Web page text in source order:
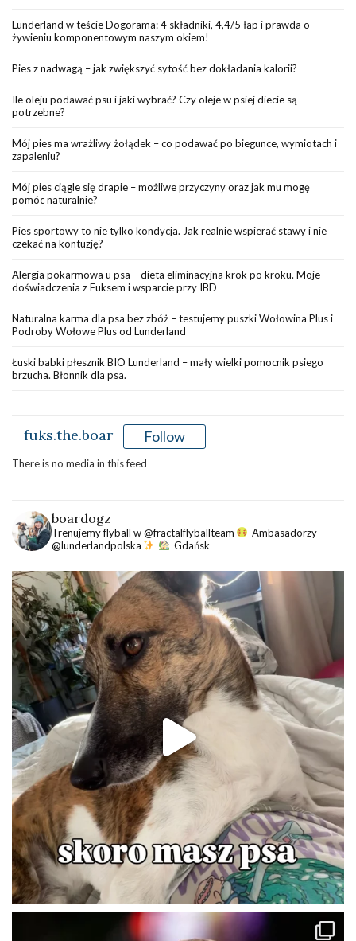
Lunderland w teście Dogorama: 4 składniki, 4,4/5 łap i prawda o
żywieniu komponentowym naszym okiem!
Pies z nadwagą – jak zwiększyć sytość bez dokładania kalorii?
Ile oleju podawać psu i jaki wybrać? Czy oleje w psiej diecie są
potrzebne?
Mój pies ma wrażliwy żołądek – co podawać po biegunce, wymiotach i
zapaleniu?
Mój pies ciągle się drapie – możliwe przyczyny oraz jak mu mogę
pomóc naturalnie?
Pies sportowy to nie tylko kondycja. Jak realnie wspierać stawy i nie
czekać na kontuzję?
Alergia pokarmowa u psa – dieta eliminacyjna krok po kroku. Moje
doświadczenia z Fuksem i wsparcie przy IBD
Naturalna karma dla psa bez zbóż – testujemy puszki Wołowina Plus i
Podroby Wołowe Plus od Lunderland
Łuski babki płesznik BIO Lunderland – mały wielki pomocnik psiego
brzucha. Błonnik dla psa.
fuks.the.boar Follow
There is no media in this feed
boardogz
Trenujemy flyball w @fractalflyballteam
Ambasadorzy
@lunderlandpolska
Gdańsk